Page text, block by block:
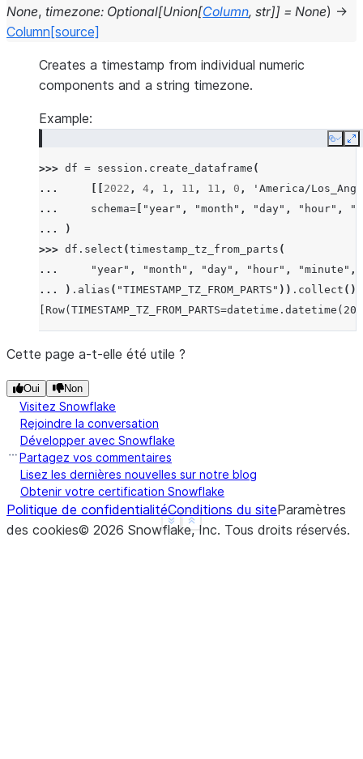
None, timezone: Optional[Union[Column, str]] = None) →
Column [source]
Creates a timestamp from individual numeric
components and a string timezone.
Example:
Copy
>>> df = session . create_dataframe (
...
2022 , 4 , 1 , 11 , 11 , 0 ,
'America/
...
schema= "year" , "month" , "day" , "hour" ,
...
)
>>> df . select (timestamp_tz_from_parts (
...
"year" , "month" , "day" , "hour" , "minute" ,
...
) . alias ( "TIMESTAMP_TZ_FROM_PARTS" )) . collect ()
Show less
See more
Cette page a-t-elle été utile ?
Oui Non
Visitez Snowflake
Rejoindre la conversation
Développer avec Snowflake
Partagez vos commentaires
Lisez les dernières nouvelles sur notre blog
Obtenir votre certification Snowflake
Politique de confidentialitéConditions du siteParamètres
des cookies© 2026 Snowflake, Inc. Tous droits réservés.